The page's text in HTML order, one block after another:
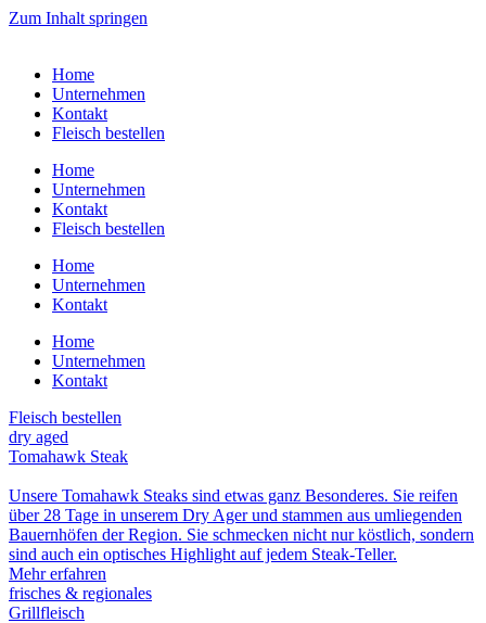
Zum Inhalt springen
Home
Unternehmen
Kontakt
Fleisch bestellen
Home
Unternehmen
Kontakt
Fleisch bestellen
Home
Unternehmen
Kontakt
Home
Unternehmen
Kontakt
Fleisch bestellen
dry aged
Tomahawk Steak
Unsere Tomahawk Steaks sind etwas ganz Besonderes. Sie reifen
über 28 Tage in unserem Dry Ager und stammen aus umliegenden
Bauernhöfen der Region. Sie schmecken nicht nur köstlich, sondern
sind auch ein optisches Highlight auf jedem Steak-Teller.
Mehr erfahren
frisches & regionales
Grillfleisch